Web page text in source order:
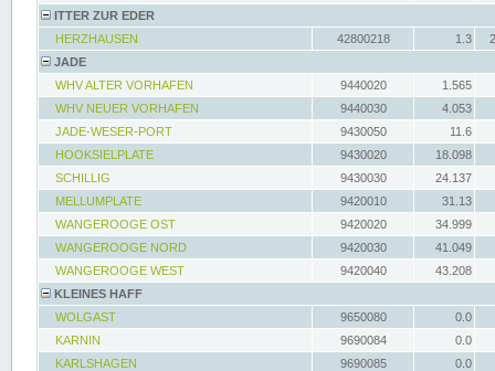
ITTER ZUR EDER
HERZHAUSEN
42800218 1.3
JADE
WHV ALTER VORHAFEN
9440020
1.565
WHV NEUER VORHAFEN
9440030
4.053
JADE-WESER-PORT
9430050
11.6
HOOKSIELPLATE
9430020
18.098
SCHILLIG
9430030
24.137
MELLUMPLATE
9420010
31.13
WANGEROOGE OST
9420020
34.999
WANGEROOGE NORD
9420030
41.049
WANGEROOGE WEST
9420040
43.208
KLEINES HAFF
WOLGAST
9650080
0.0
KARNIN
9690084
0.0
KARLSHAGEN
9690085
0.0